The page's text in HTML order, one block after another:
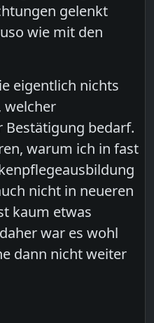
gelenkt
wie mit den
eigentlich nichts
welcher
Bestätigung bedarf.
warum ich in fast
nicht in neueren
kaum etwas
war es wohl
dann nicht weiter